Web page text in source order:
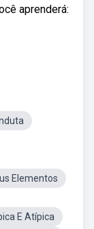
aprenderá:
Elementos
E Atípica